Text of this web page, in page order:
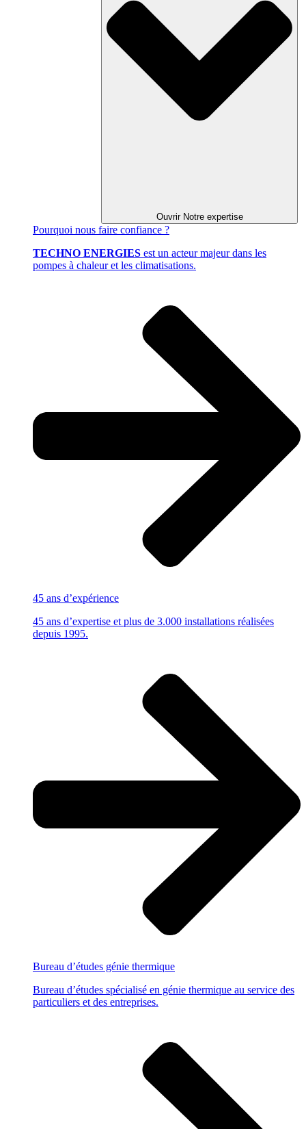
Ouvrir Notre expertise
Pourquoi nous faire confiance ?
TECHNO ENERGIES est un acteur majeur dans les
pompes à chaleur et les climatisations.
45 ans d’expérience
45 ans d’expertise et plus de 3.000 installations réalisées
depuis 1995.
Bureau d’études génie thermique
Bureau d’études spécialisé en génie thermique au service des
particuliers et des entreprises.